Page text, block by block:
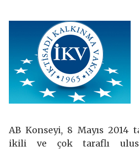
AB Konseyi, 8 Mayıs 2014
ikili ve çok taraflı